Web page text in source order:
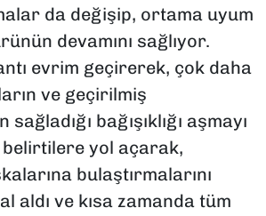
da değişip, ortama uyum
devamını sağlıyor.
evrim geçirerek, çok daha
ve geçirilmiş
bağışıklığı aşmayı
yol açarak,
bulaştırmalarını
aldı ve kısa zamanda tüm